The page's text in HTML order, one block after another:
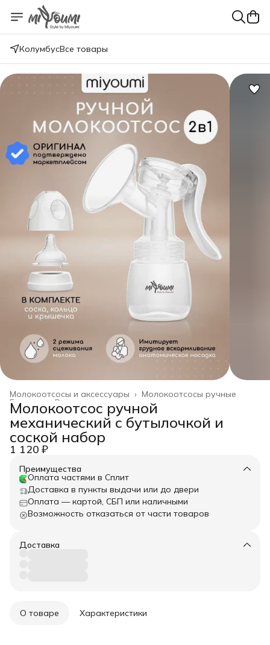
КолумбусВсе товары
Молокоотсосы ручные
Молокоотсосы и аксессуары ›
Все товары
Главная
Молокоотсос ручной
механический с бутылочкой и
соской набор
1 120 ₽
Преимущества
Оплата частями в Сплит
Доставка в пункты выдачи или до двери
Оплата — картой, СБП или наличными
Возможность отказаться от части товаров
Доставка
О товаре Характеристики